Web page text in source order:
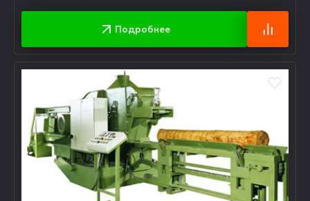
Подробнее